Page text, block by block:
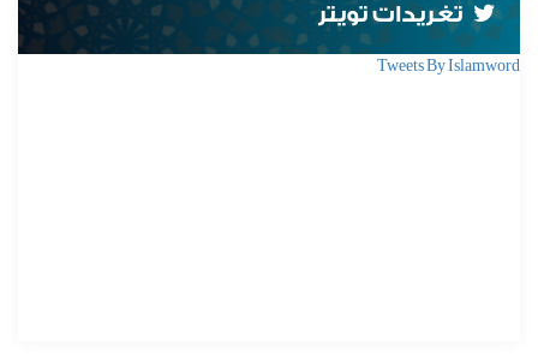
تغريدات تويتر
Tweets By Islamword